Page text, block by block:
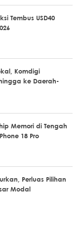
Tembus USD40
Komdigi
ke Daerah-
Memori di Tengah
18 Pro
Perluas Pilihan
Modal